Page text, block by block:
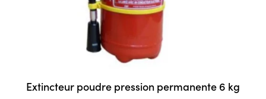
Extincteur poudre pression permanente 6 kg